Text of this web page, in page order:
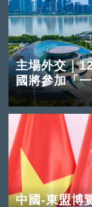
主場外交｜
國將參加「
中國-東盟博